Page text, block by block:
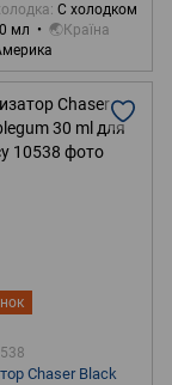
С холодком
мл
🌏Країна
Chaser Black